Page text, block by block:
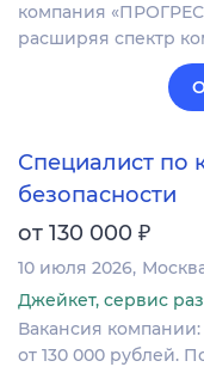
компания
расширяя спектр
Специалист по
безопасности
от 130 000 ₽
10 июля 2026
Джейкет, сервис
Вакансия
от 130 000 рублей.